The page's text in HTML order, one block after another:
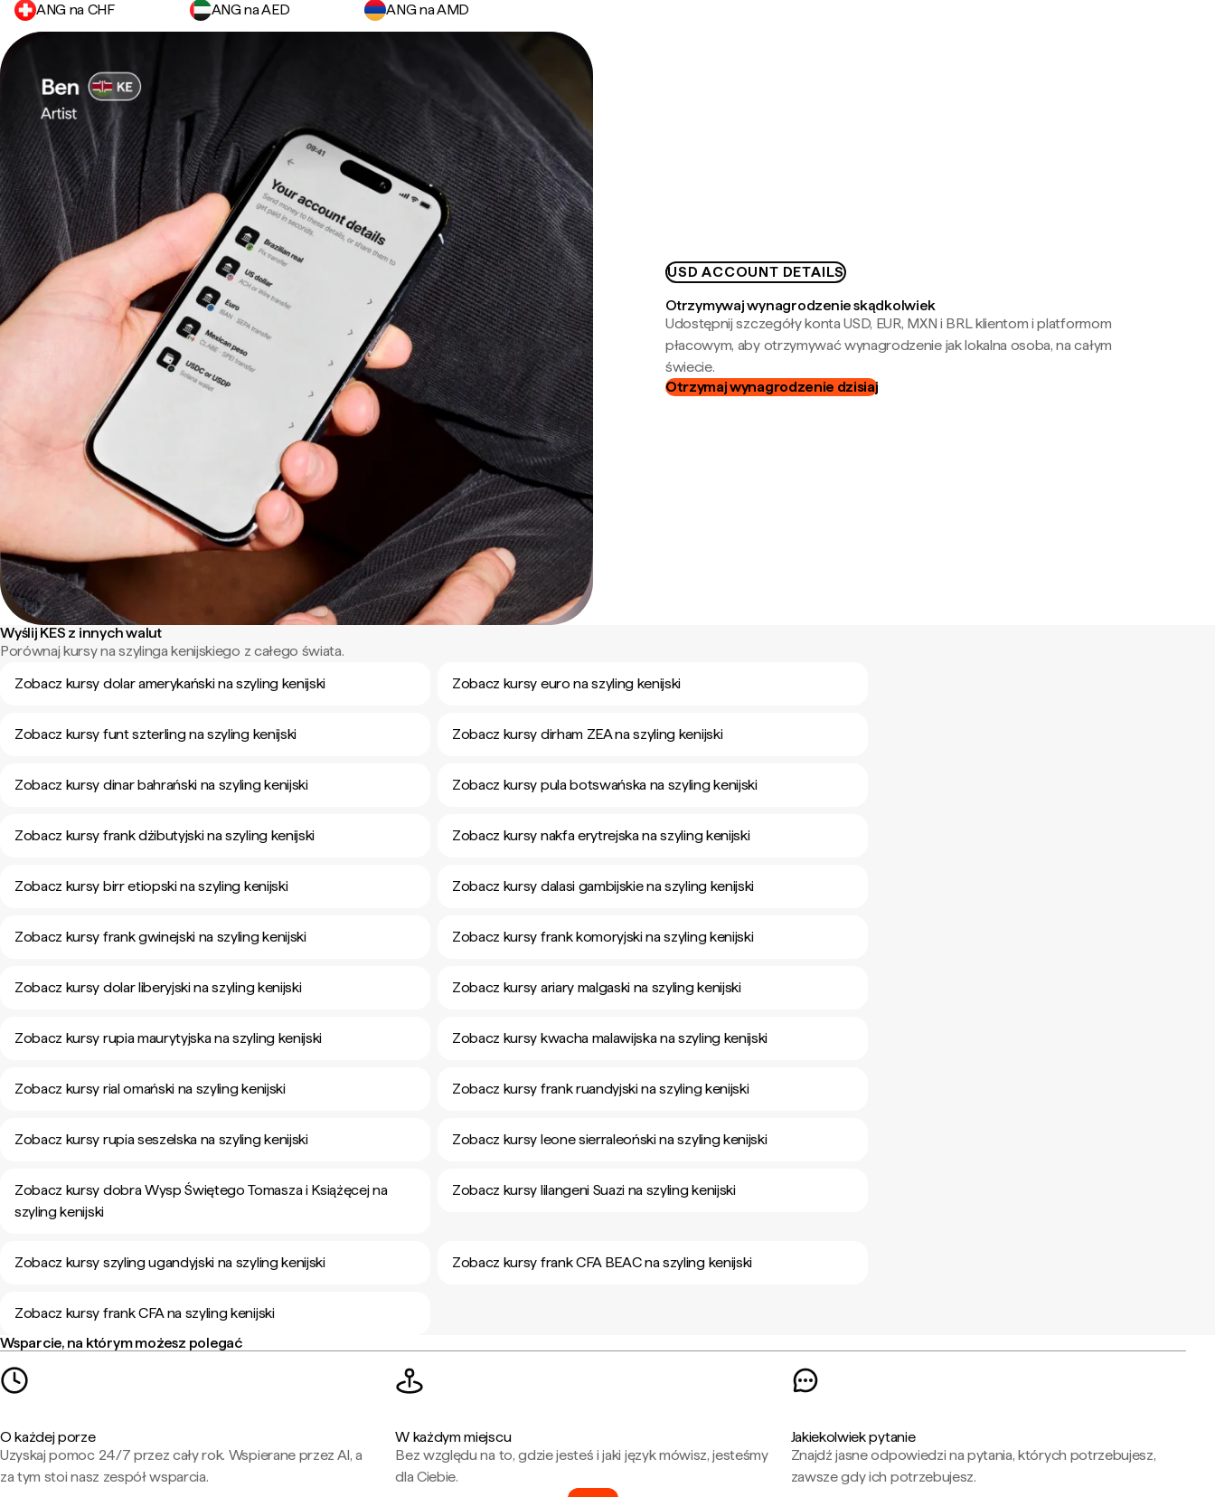
ANG na CHF ANG na AED ANG na AMD
USD ACCOUNT DETAILS
Otrzymywaj wynagrodzenie skądkolwiek
Udostępnij szczegóły konta USD, EUR, MXN i BRL klientom i platformom
płacowym, aby otrzymywać wynagrodzenie jak lokalna osoba, na całym
świecie.
Otrzymaj wynagrodzenie dzisiaj
Wyślij KES z innych walut
Porównaj kursy na szylinga kenijskiego z całego świata.
Zobacz kursy dolar amerykański na szyling kenijski
Zobacz kursy euro na szyling kenijski
Zobacz kursy funt szterling na szyling kenijski Zobacz kursy dirham ZEA na szyling kenijski
Zobacz kursy dinar bahrański na szyling kenijski Zobacz kursy pula botswańska na szyling kenijski
Zobacz kursy frank dżibutyjski na szyling kenijski Zobacz kursy nakfa erytrejska na szyling kenijski
Zobacz kursy birr etiopski na szyling kenijski Zobacz kursy dalasi gambijskie na szyling kenijski
Zobacz kursy frank gwinejski na szyling kenijski Zobacz kursy frank komoryjski na szyling kenijski
Zobacz kursy dolar liberyjski na szyling kenijski Zobacz kursy ariary malgaski na szyling kenijski
Zobacz kursy rupia maurytyjska na szyling kenijski Zobacz kursy kwacha malawijska na szyling kenijski
Zobacz kursy rial omański na szyling kenijski Zobacz kursy frank ruandyjski na szyling kenijski
Zobacz kursy rupia seszelska na szyling kenijski Zobacz kursy leone sierraleoński na szyling kenijski
Zobacz kursy dobra Wysp Świętego Tomasza i Książęcej na
szyling kenijski
Zobacz kursy lilangeni Suazi na szyling kenijski
Zobacz kursy szyling ugandyjski na szyling kenijski Zobacz kursy frank CFA BEAC na szyling kenijski
Zobacz kursy frank CFA na szyling kenijski
Wsparcie, na którym możesz polegać
O każdej porze
Uzyskaj pomoc 24/7 przez cały rok. Wspierane przez AI, a
za tym stoi nasz zespół wsparcia.
W każdym miejscu
Bez względu na to, gdzie jesteś i jaki język mówisz, jesteśmy
dla Ciebie.
Jakiekolwiek pytanie
Znajdź jasne odpowiedzi na pytania, których potrzebujesz,
zawsze gdy ich potrzebujesz.